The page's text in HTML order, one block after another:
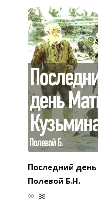
Последний
Полевой Б.Н.
88